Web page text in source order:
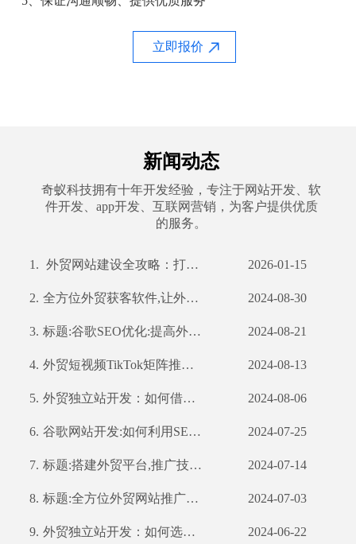
立即报价
新闻动态
奇蚁科技拥有十年开发经验，专注于网站开发、软
件开发、app开发、互联网营销，为客户提供优质
的服务。
1. 外贸网站建设全攻略：打造国际化平台，赢在起点 2026-01-15
2. 全方位外贸获客软件,让外贸业务更轻松 2024-08-30
3. 标题:谷歌SEO优化:提高外贸企业全球曝光率 2024-08-21
4. 外贸短视频TikTok矩阵推广：如何利用TikTok扩大国际市场 2024-08-13
5. 外贸独立站开发：如何借助公司优势打造高效营销渠道 2024-08-06
6. 谷歌网站开发:如何利用SEO优化提高网站流量和转化率 2024-07-25
7. 标题:搭建外贸平台,推广技巧不容错过 2024-07-14
8. 标题:全方位外贸网站推广策略,提高你的网站曝光率 2024-07-03
9. 外贸独立站开发：如何选择合适的开发公司？ 2024-06-22